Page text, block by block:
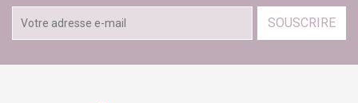
SOUSCRIRE